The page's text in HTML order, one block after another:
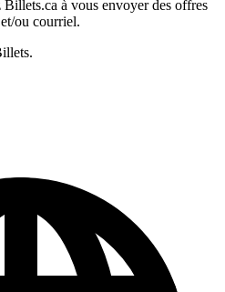
à vous envoyer des offres
ou courriel.